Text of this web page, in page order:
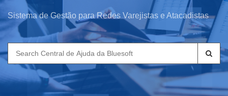
Sistema de Gestão para Redes Varejistas e Atacadistas
Search
for: